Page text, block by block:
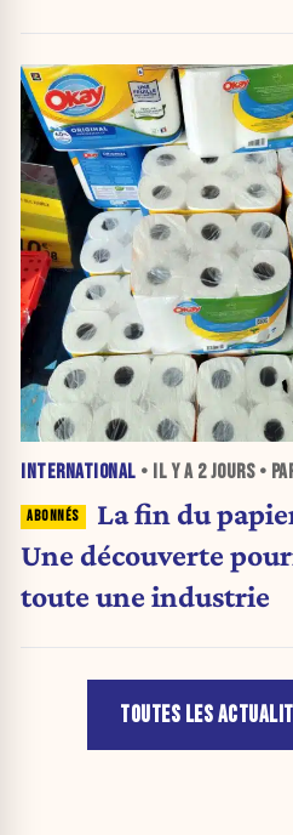
INTERNATIONAL • IL Y A 2 JOURS•
La fin du
Une découverte
toute une industrie
TOUTES LES